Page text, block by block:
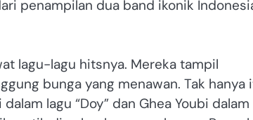
penampilan dua band ikonik
lagu-lagu hitsnya. Mereka tampil
bunga yang menawan. Tak hanya
lagu “Doy” dan Ghea Youbi dalam